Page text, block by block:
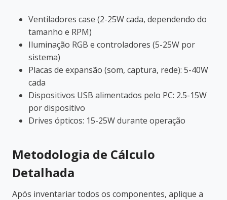
Ventiladores case (2-25W cada, dependendo do
tamanho e RPM)
Iluminação RGB e controladores (5-25W por
sistema)
Placas de expansão (som, captura, rede): 5-40W
cada
Dispositivos USB alimentados pelo PC: 2.5-15W
por dispositivo
Drives ópticos: 15-25W durante operação
Metodologia de Cálculo
Detalhada
Após inventariar todos os componentes, aplique a